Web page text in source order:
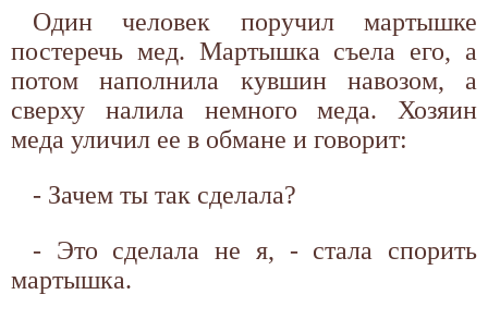
Один человек поручил мартышке
постеречь мед. Мартышка съела его, а
потом наполнила кувшин навозом, а
сверху налила немного меда. Хозяин
меда уличил ее в обмане и говорит:
- Зачем ты так сделала?
- Это сделала не я, - стала спорить
мартышка.